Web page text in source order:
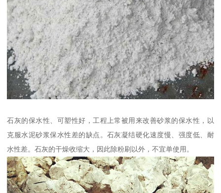
石灰的保水性、可塑性好，工程上常被用来改善砂浆的保水性，以
克服水泥砂浆保水性差的缺点。石灰凝结硬化速度慢、强度低、耐
水性差。石灰的干燥收缩大，因此除粉刷以外，不宜单使用。